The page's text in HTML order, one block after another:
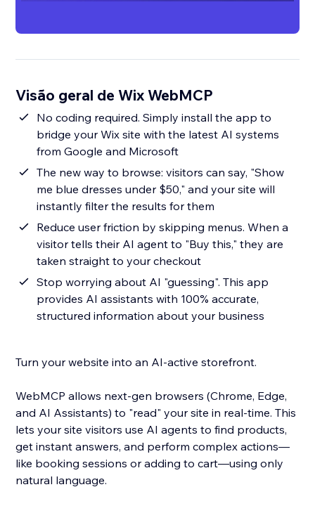
Visão geral de Wix WebMCP
No coding required. Simply install the app to
bridge your Wix site with the latest AI systems
from Google and Microsoft
The new way to browse: visitors can say, "Show
me blue dresses under $50," and your site will
instantly filter the results for them
Reduce user friction by skipping menus. When a
visitor tells their AI agent to "Buy this," they are
taken straight to your checkout
Stop worrying about AI "guessing". This app
provides AI assistants with 100% accurate,
structured information about your business
Turn your website into an AI-active storefront.
WebMCP allows next-gen browsers (Chrome, Edge,
and AI Assistants) to "read" your site in real-time. This
lets your site visitors use AI agents to find products,
get instant answers, and perform complex actions—
like booking sessions or adding to cart—using only
natural language.